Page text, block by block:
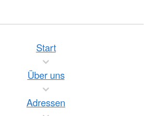
Start
Über uns
Adressen